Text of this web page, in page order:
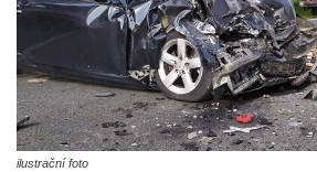
ilustrační foto